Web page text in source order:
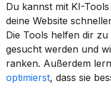
Du kannst mit KI-
deine Website
Die Tools helfen dir
gesucht werden und
optimierst, dass sie